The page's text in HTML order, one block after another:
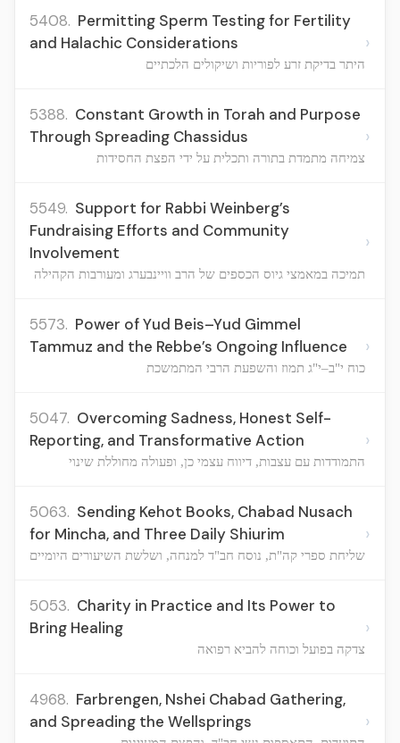
5408. Permitting Sperm Testing for Fertility
and Halachic Considerations
היתר בדיקת זרע לפוריות ושיקולים הלכתיים
›
5388. Constant Growth in Torah and Purpose
Through Spreading Chassidus
צמיחה מתמדת בתורה ותכלית על ידי הפצת החסידות
›
5549. Support for Rabbi Weinberg’s
Fundraising Efforts and Community
Involvement
תמיכה במאמצי גיוס הכספים של הרב וויינבערג ומעורבות הקהילה
›
5573. Power of Yud Beis–Yud Gimmel
Tammuz and the Rebbe’s Ongoing Influence
כוח י"ב–י"ג תמוז והשפעת הרבי המתמשכת
›
5047. Overcoming Sadness, Honest Self-
Reporting, and Transformative Action
התמודדות עם עצבות, דיווח עצמי כן, ופעולה מחוללת שינוי
›
5063. Sending Kehot Books, Chabad Nusach
for Mincha, and Three Daily Shiurim
שליחת ספרי קה"ת, נוסח חב"ד למנחה, ושלשת השיעורים היומיים
›
5053. Charity in Practice and Its Power to
Bring Healing
צדקה בפועל וכוחה להביא רפואה
›
4968. Farbrengen, Nshei Chabad Gathering,
and Spreading the Wellsprings
›